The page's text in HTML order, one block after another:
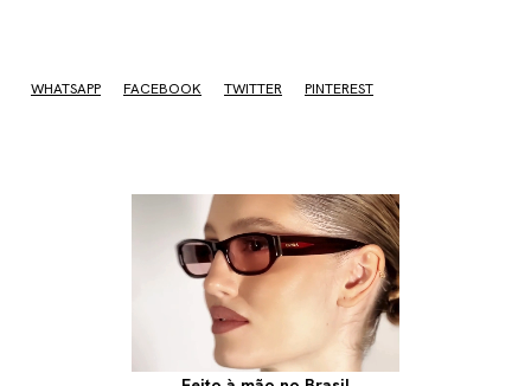
WHATSAPP FACEBOOK TWITTER PINTEREST